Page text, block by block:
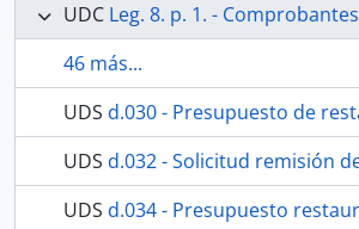
UDC Leg. 8. p. 1. - Comprobantes de cuentas, cartas y comunicaciones
46 más...
UDS d.030 - Presupuesto de restauración de la Virgen de
UDS d.032 - Solicitud remisión de fotografía para
UDS d.034 - Presupuesto